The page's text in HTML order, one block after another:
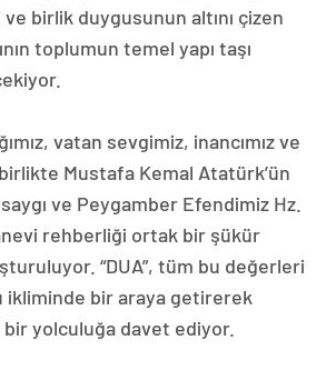
birlik duygusunun altını çizen
toplumun temel yapı taşı
vatan sevgimiz, inancımız ve
Mustafa Kemal Atatürk’ün
ve Peygamber Efendimiz Hz.
rehberliği ortak bir şükür
“DUA”, tüm bu değerleri
ikliminde bir araya getirerek
bir yolculuğa davet ediyor.